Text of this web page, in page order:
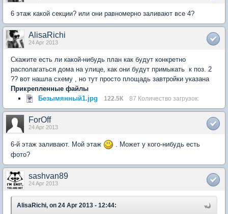
6 этаж какой секции? или они равномерно заливают все 4?
AlisaRichi
24 Apr 2013
Скажите есть ли какой-нибудь план как будут конкретно
располагаться дома на улице, как они будут примыкать к поз. 2
?? вот нашла схему , но тут просто площадь завтройки указана
Прикрепленные файлы
Безымянный1.jpg
122.5К 87 Количество загрузок:
ForOff
24 Apr 2013
6-й этаж заливают. Мой этаж
. Может у кого-нибудь есть
фото?
sashvan89
24 Apr 2013
AlisaRichi, on 24 Apr 2013 - 12:44: